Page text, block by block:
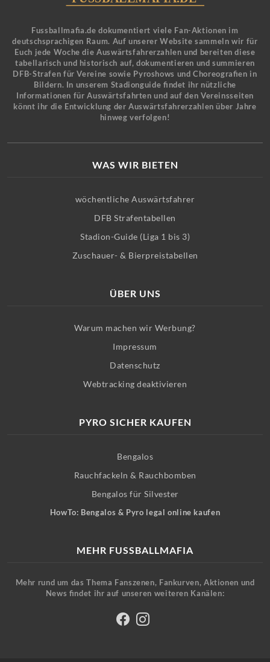
Fussballmafia.de dokumentiert viele Fan-Aktionen im
deutschsprachigen Raum. Auf unserer Website sammeln wir für
Euch jede Woche die Auswärtsfahrerzahlen und bereiten diese
tabellarisch und historisch auf, dokumentieren und summieren
DFB-Strafen für Vereine sowie Pyroshows und Choreografien in
Bildern. In unserem Stadionguide findet ihr nützliche
Informationen für Auswärtsfahrten und auf den Vereinsseiten
könnt ihr die Entwicklung der Auswärtsfahrerzahlen über Jahre
hinweg verfolgen!
WAS WIR BIETEN
wöchentliche Auswärtsfahrer
DFB Strafentabellen
Stadion-Guide (Liga 1 bis 3)
Zuschauer- & Bierpreistabellen
ÜBER UNS
Warum machen wir Werbung?
Impressum
Datenschutz
Webtracking deaktivieren
PYRO SICHER KAUFEN
Bengalos
Rauchfackeln & Rauchbomben
Bengalos für Silvester
HowTo: Bengalos & Pyro legal online kaufen
MEHR FUSSBALLMAFIA
Mehr rund um das Thema Fanszenen, Fankurven, Aktionen und
News findet ihr auf unseren weiteren Kanälen: